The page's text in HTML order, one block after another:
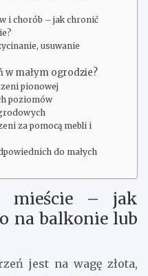
i chorób – jak chronić
usuwanie
w małym ogrodzie?
pionowej
poziomów
za pomocą mebli i
do małych
mieście – jak
na balkonie lub
jest na wagę złota,